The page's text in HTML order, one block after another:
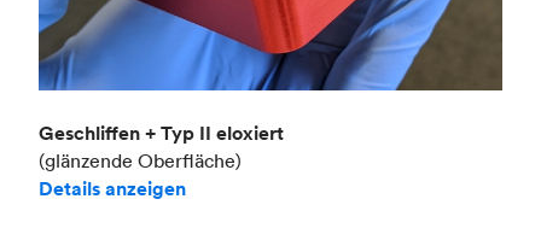
Geschliffen + Typ II eloxiert
(glänzende Oberfläche)
Details anzeigen